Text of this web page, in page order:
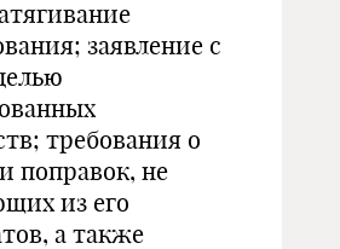
заявление с
требования о
поправок, не
из его
а также